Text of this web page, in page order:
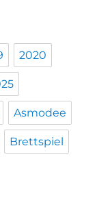
2020
Asmodee
Brettspiel